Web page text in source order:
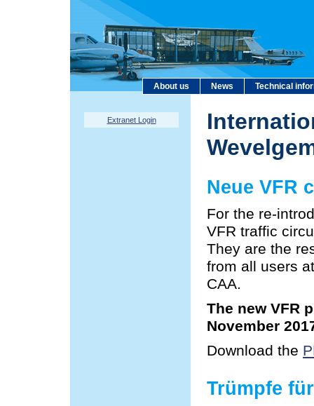
About us News Technical
Extranet Login
Neue VFR
For the re-
VFR traffic
They are the
from all users
CAA.
The new VFR
November
Download the
Trümpfe